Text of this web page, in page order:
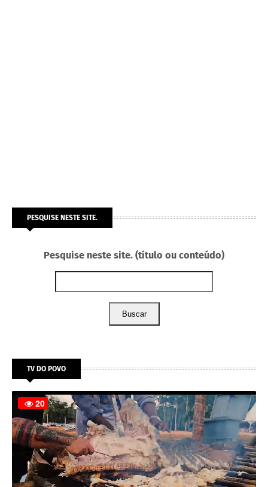
PESQUISE NESTE SITE.
Pesquise neste site. (título ou conteúdo)
Buscar
TV DO POVO